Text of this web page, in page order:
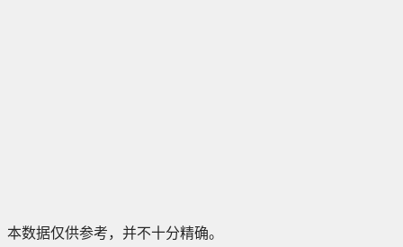
本数据仅供参考，并不十分精确。